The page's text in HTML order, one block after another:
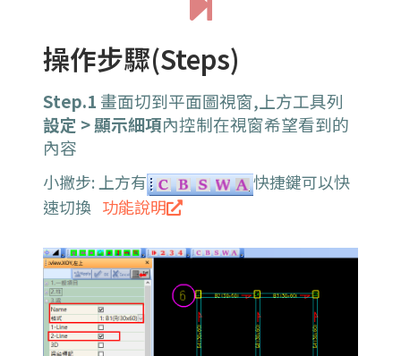
操作步驟(Steps)
Step.1 畫面切到平面圖視窗,上方工具列
設定 > 顯示細項內控制在視窗希望看到的
內容
小撇步: 上方有
快捷鍵可以快
速切換 功能說明